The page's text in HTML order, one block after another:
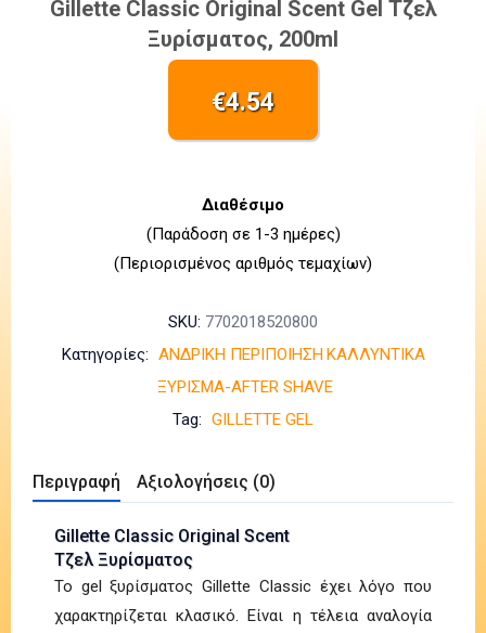
Gillette Classic Original Scent Gel Τζελ
Ξυρίσματος, 200ml
€4.54
Διαθέσιμο
(Παράδοση σε 1-3 ημέρες)
(Περιορισμένος αριθμός τεμαχίων)
SKU: 7702018520800
Κατηγορίες: ΑΝΔΡΙΚΗ ΠΕΡΙΠΟΙΗΣΗ ΚΑΛΛΥΝΤΙΚΑ
ΞΥΡΙΣΜΑ-AFTER SHAVE
Tag: GILLETTE GEL
Περιγραφή Αξιολογήσεις (0)
Gillette Classic Original Scent
Τζελ Ξυρίσματος
Το gel ξυρίσματος Gillette Classic έχει λόγο που
χαρακτηρίζεται κλασικό. Είναι η τέλεια αναλογία